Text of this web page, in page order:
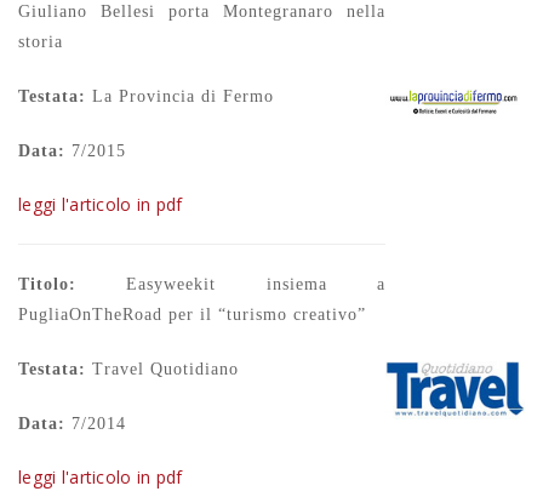
Giuliano Bellesi porta Montegranaro nella
storia
Testata: La Provincia di Fermo
Data: 7/2015
leggi l'articolo in pdf
Titolo:
Easyweekit insiema a
PugliaOnTheRoad per il “turismo creativo”
Testata: Travel Quotidiano
Data: 7/2014
leggi l'articolo in pdf